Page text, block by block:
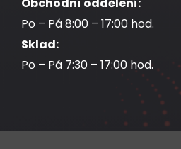
Po – Pá 8:00 – 17:00 hod.
Sklad:
Po – Pá 7:30 – 17:00 hod.